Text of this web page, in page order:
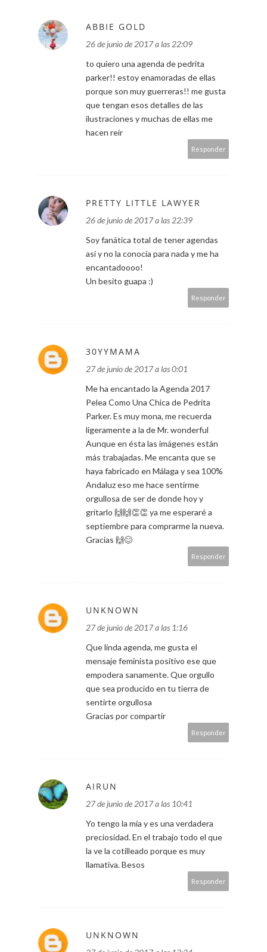
ABBIE GOLD
26 de junio de 2017 a las 22:09
to quiero una agenda de pedrita
parker!! estoy enamoradas de ellas
porque son muy guerreras!! me gusta
que tengan esos detalles de las
ilustraciones y muchas de ellas me
hacen reir
Responder
PRETTY LITTLE LAWYER
26 de junio de 2017 a las 22:39
Soy fanática total de tener agendas
así y no la conocía para nada y me ha
encantadoooo!
Un besito guapa :)
Responder
30YYMAMA
27 de junio de 2017 a las 0:01
Me ha encantado la Agenda 2017
Pelea Como Una Chica de Pedrita
Parker. Es muy mona, me recuerda
ligeramente a la de Mr. wonderful
Aunque en ésta las imágenes están
más trabajadas. Me encanta que se
haya fabricado en Málaga y sea 100%
Andaluz eso me hace sentirme
orgullosa de ser de donde hoy y
gritarlo 🙌🙌👏👏 ya me esperaré a
septiembre para comprarme la nueva.
Gracias 🙌😊
Responder
UNKNOWN
27 de junio de 2017 a las 1:16
Que linda agenda, me gusta el
mensaje feminista positivo ese que
empodera sanamente. Que orgullo
que sea producido en tu tierra de
sentirte orgullosa
Gracias por compartir
Responder
AIRUN
27 de junio de 2017 a las 10:41
Yo tengo la mía y es una verdadera
preciosidad. En el trabajo todo el que
la ve la cotilleado porque es muy
llamativa. Besos
Responder
UNKNOWN